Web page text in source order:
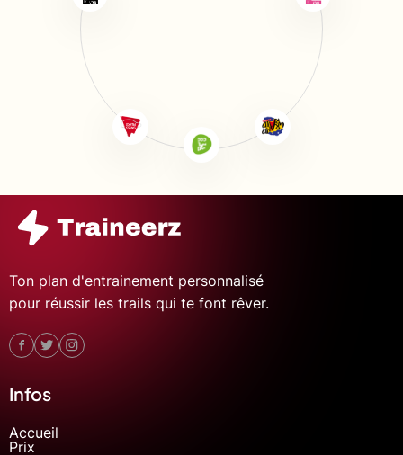
Ton plan d'entrainement personnalisé
pour réussir les trails qui te font rêver.
Infos
Accueil
Prix